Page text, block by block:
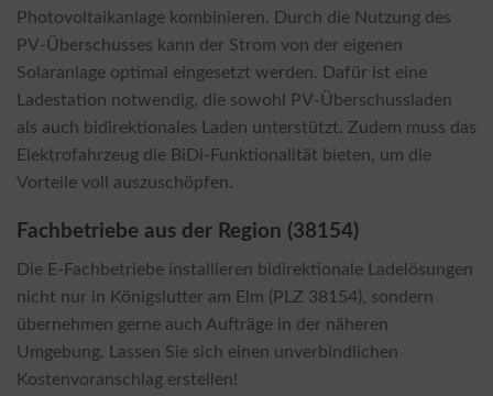
Photovoltaikanlage kombinieren. Durch die Nutzung des
PV-Überschusses kann der Strom von der eigenen
Solaranlage optimal eingesetzt werden. Dafür ist eine
Ladestation notwendig, die sowohl PV-Überschussladen
als auch bidirektionales Laden unterstützt. Zudem muss das
Elektrofahrzeug die BiDi-Funktionalität bieten, um die
Vorteile voll auszuschöpfen.
Fachbetriebe aus der Region (38154)
Die E-Fachbetriebe installieren bidirektionale Ladelösungen
nicht nur in Königslutter am Elm (PLZ 38154), sondern
übernehmen gerne auch Aufträge in der näheren
Umgebung. Lassen Sie sich einen unverbindlichen
Kostenvoranschlag erstellen!